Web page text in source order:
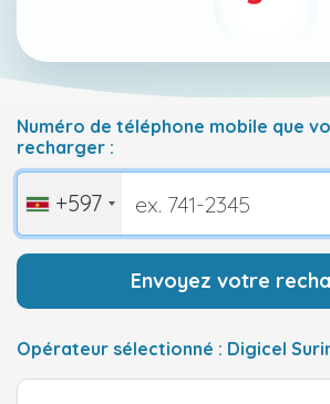
Numéro de téléphone mobile que
recharger :
+597
Envoyez votre
Opérateur sélectionné : Digicel